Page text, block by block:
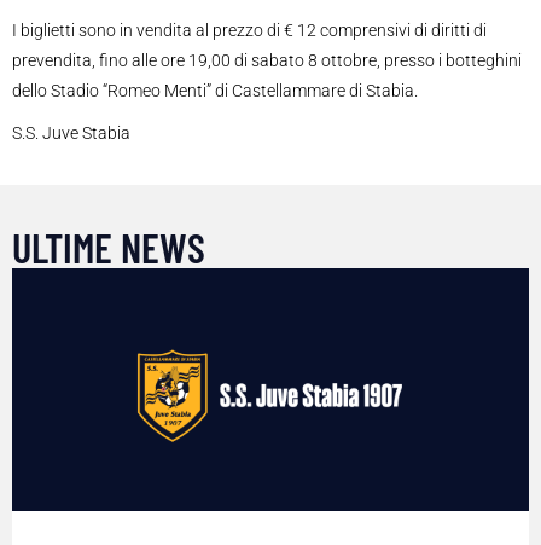
I biglietti sono in vendita al prezzo di € 12 comprensivi di diritti di
prevendita, fino alle ore 19,00 di sabato 8 ottobre, presso i botteghini
dello Stadio “Romeo Menti” di Castellammare di Stabia.
S.S. Juve Stabia
ULTIME NEWS